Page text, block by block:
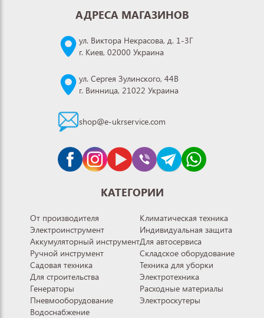
АДРЕСА МАГАЗИНОВ
ул. Виктора Некрасова, д. 1-3Г
г. Киев, 02000 Украина
ул. Сергея Зулинского, 44В
г. Винница, 21022 Украина
shop@e-ukrservice.com
КАТЕГОРИИ
От производителя
Электроинструмент
Аккумуляторный инструмент
Ручной инструмент
Садовая техника
Для строительства
Генераторы
Пневмооборудование
Водоснабжение
Климатическая техника
Индивидуальная защита
Для автосервиса
Складское оборудование
Техника для уборки
Электротехника
Расходные материалы
Электроскутеры